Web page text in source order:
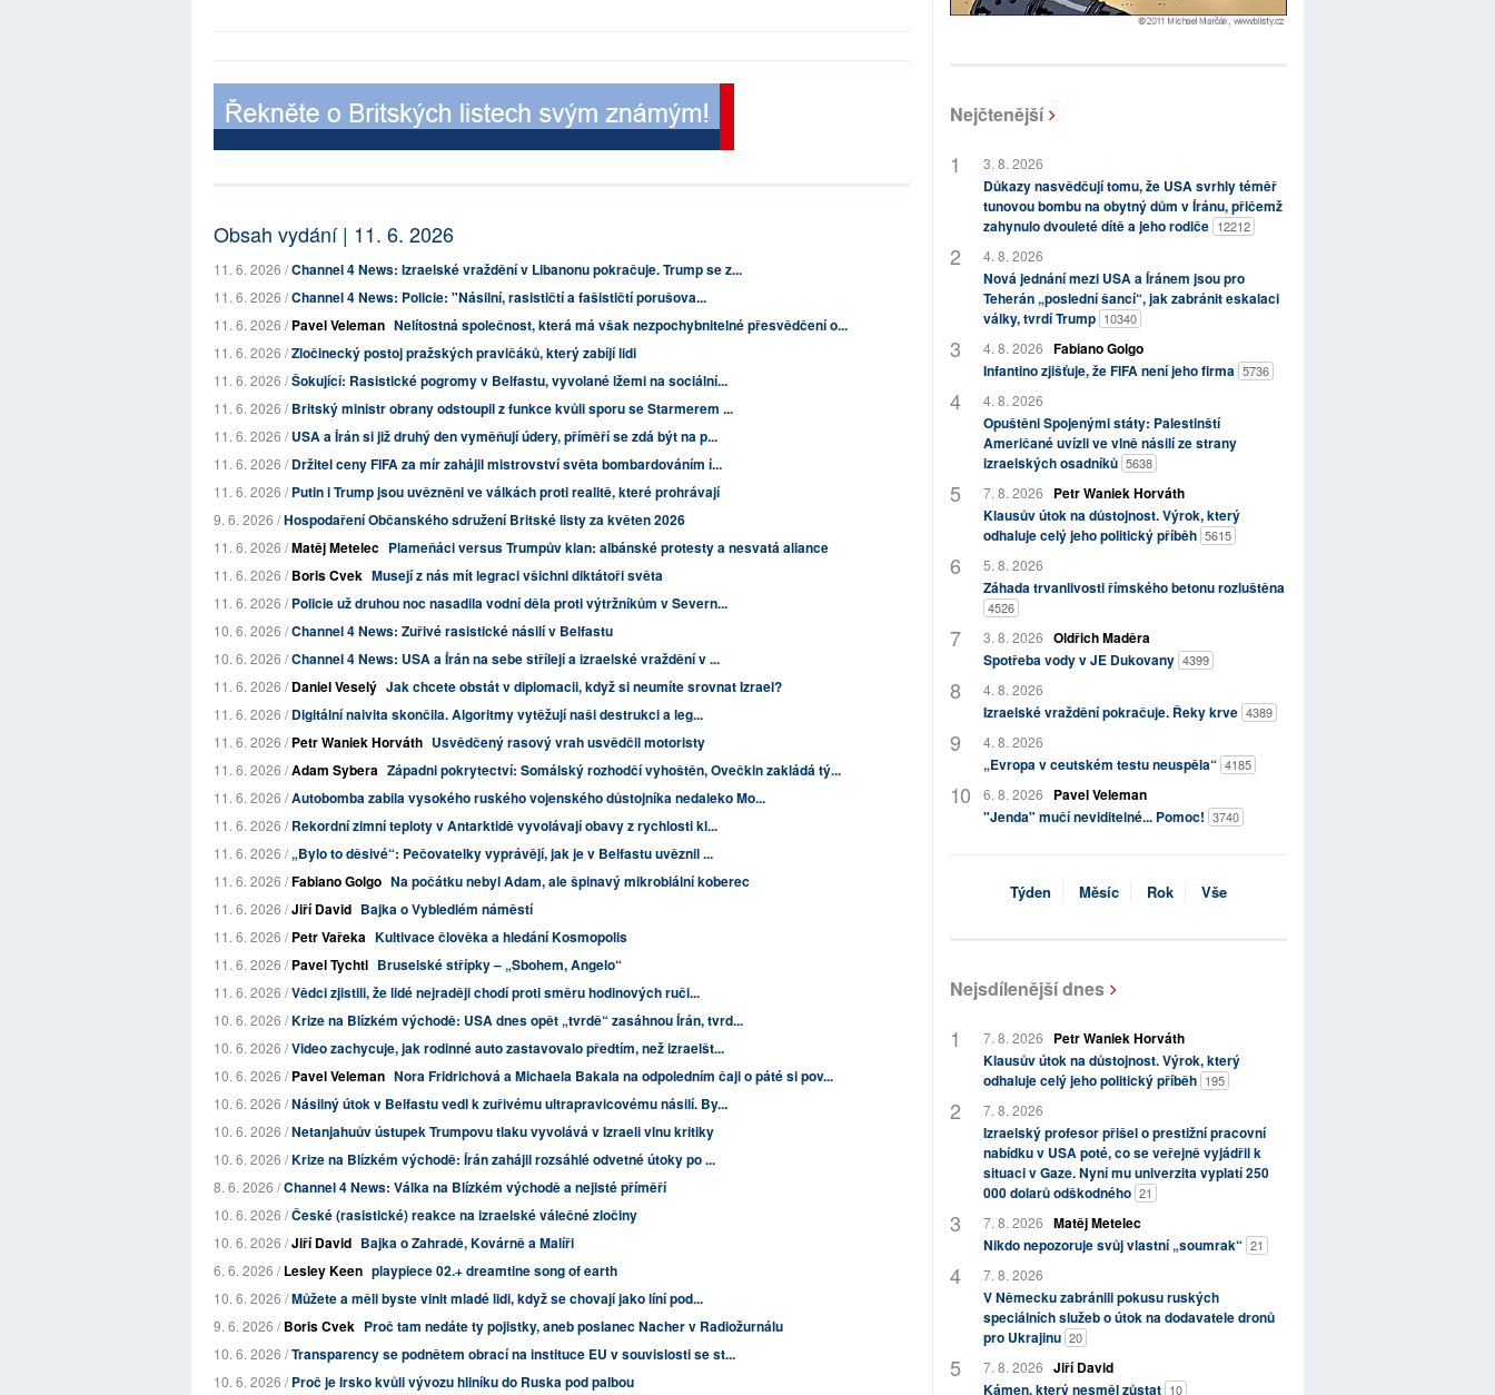
Obsah vydání | 11. 6. 2026
11. 6. 2026 /Channel 4 News: Izraelské vraždění v Libanonu pokračuje. Trump se z...
11. 6. 2026 /Channel 4 News: Policie: "Násilní, rasističtí a fašističtí porušova...
11. 6. 2026 /Pavel Veleman Nelítostná společnost, která má však nezpochybnitelné přesvědčení o...
11. 6. 2026 /Zločinecký postoj pražských pravičáků, který zabíjí lidi
11. 6. 2026 /Šokující: Rasistické pogromy v Belfastu, vyvolané lžemi na sociální...
11. 6. 2026 /Britský ministr obrany odstoupil z funkce kvůli sporu se Starmerem ...
11. 6. 2026 /USA a Írán si již druhý den vyměňují údery, příměří se zdá být na p...
11. 6. 2026 /Držitel ceny FIFA za mír zahájil mistrovství světa bombardováním í...
11. 6. 2026 /Putin i Trump jsou uvězněni ve válkách proti realitě, které prohrávají
9. 6. 2026 /Hospodaření Občanského sdružení Britské listy za květen 2026
11. 6. 2026 /Matěj Metelec Plameňáci versus Trumpův klan: albánské protesty a nesvatá aliance
11. 6. 2026 /Boris Cvek Musejí z nás mít legraci všichni diktátoři světa
11. 6. 2026 /Policie už druhou noc nasadila vodní děla proti výtržníkům v Severn...
10. 6. 2026 /Channel 4 News: Zuřivé rasistické násilí v Belfastu
10. 6. 2026 /Channel 4 News: USA a Írán na sebe střílejí a izraelské vraždění v ...
11. 6. 2026 /Daniel Veselý Jak chcete obstát v diplomacii, když si neumíte srovnat Izrael?
11. 6. 2026 /Digitální naivita skončila. Algoritmy vytěžují naši destrukci a leg...
11. 6. 2026 /Petr Waniek Horváth Usvědčený rasový vrah usvědčil motoristy
11. 6. 2026 /Adam Sybera Západni pokrytectví: Somálský rozhodčí vyhoštěn, Ovečkin zakládá tý...
11. 6. 2026 /Autobomba zabila vysokého ruského vojenského důstojníka nedaleko Mo...
11. 6. 2026 /Rekordní zimní teploty v Antarktidě vyvolávají obavy z rychlosti kl...
11. 6. 2026 /„Bylo to děsivé“: Pečovatelky vyprávějí, jak je v Belfastu uvěznil ...
11. 6. 2026 /Fabiano Golgo Na počátku nebyl Adam, ale špinavý mikrobiální koberec
11. 6. 2026 /Jiří David Bajka o Vybledlém náměstí
11. 6. 2026 /Petr Vařeka Kultivace člověka a hledání Kosmopolis
11. 6. 2026 /Pavel Tychtl Bruselské střípky – „Sbohem, Angelo“
11. 6. 2026 /Vědci zjistili, že lidé nejraději chodí proti směru hodinových ruči...
10. 6. 2026 /Krize na Blízkém východě: USA dnes opět „tvrdě“ zasáhnou Írán, tvrd...
10. 6. 2026 /Video zachycuje, jak rodinné auto zastavovalo předtím, než izraelšt...
10. 6. 2026 /Pavel Veleman Nora Fridrichová a Michaela Bakala na odpoledním čaji o páté si pov...
10. 6. 2026 /Násilný útok v Belfastu vedl k zuřivému ultrapravicovému násilí. By...
10. 6. 2026 /Netanjahuův ústupek Trumpovu tlaku vyvolává v Izraeli vlnu kritiky
10. 6. 2026 /Krize na Blízkém východě: Írán zahájil rozsáhlé odvetné útoky po ...
8. 6. 2026 /Channel 4 News: Válka na Blízkém východě a nejisté příměří
10. 6. 2026 /České (rasistické) reakce na izraelské válečné zločiny
10. 6. 2026 /Jiří David Bajka o Zahradě, Kovárně a Malíři
6. 6. 2026 /Lesley Keen playpiece 02.+ dreamtine song of earth
10. 6. 2026 /Můžete a měli byste vinit mladé lidi, když se chovají jako líní pod...
9. 6. 2026 /Boris Cvek Proč tam nedáte ty pojistky, aneb poslanec Nacher v Radiožurnálu
10. 6. 2026 /Transparency se podnětem obrací na instituce EU v souvislosti se st...
10. 6. 2026 /Proč je Irsko kvůli vývozu hliníku do Ruska pod palbou
Nejčtenější
3. 8. 2026
Důkazy nasvědčují tomu, že USA svrhly téměř
tunovou bombu na obytný dům v Íránu, přičemž
zahynulo dvouleté dítě a jeho rodiče 12212
4. 8. 2026
Nová jednání mezi USA a Íránem jsou pro
Teherán „poslední šancí“, jak zabránit eskalaci
války, tvrdí Trump 10340
4. 8. 2026 Fabiano Golgo
Infantino zjišťuje, že FIFA není jeho firma 5736
4. 8. 2026
Opuštěni Spojenými státy: Palestinští
Američané uvízli ve vlně násilí ze strany
izraelských osadníků 5638
7. 8. 2026
Petr Waniek Horváth
Klausův útok na důstojnost. Výrok, který
odhaluje celý jeho politický příběh 5615
5. 8. 2026
Záhada trvanlivosti římského betonu rozluštěna
4526
3. 8. 2026 Oldřich Maděra
Spotřeba vody v JE Dukovany 4399
4. 8. 2026
Izraelské vraždění pokračuje. Řeky krve 4389
4. 8. 2026
„Evropa v ceutském testu neuspěla“ 4185
6. 8. 2026
Pavel Veleman
"Jenda" mučí neviditelné... Pomoc! 3740
Týden Měsíc Rok Vše
Nejsdílenější dnes
7. 8. 2026
Petr Waniek Horváth
Klausův útok na důstojnost. Výrok, který
odhaluje celý jeho politický příběh 195
7. 8. 2026
Izraelský profesor přišel o prestižní pracovní
nabídku v USA poté, co se veřejně vyjádřil k
situaci v Gaze. Nyní mu univerzita vyplatí 250
000 dolarů odškodného 21
7. 8. 2026 Matěj Metelec
Nikdo nepozoruje svůj vlastní „soumrak“ 21
7. 8. 2026
V Německu zabránili pokusu ruských
speciálních služeb o útok na dodavatele dronů
pro Ukrajinu 20
7. 8. 2026 Jiří David
Kámen, který nesměl zůstat 10